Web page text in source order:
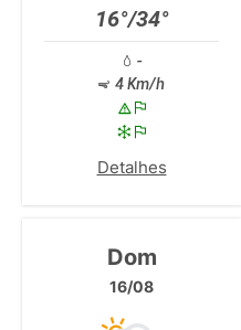
16°/34°
-
4 Km/h
Detalhes
Dom
16/08